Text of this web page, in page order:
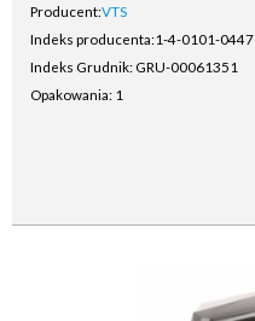
Producent:VTS
Indeks producenta:1-4-0101-0447
Indeks Grudnik: GRU-00061351
Opakowania: 1